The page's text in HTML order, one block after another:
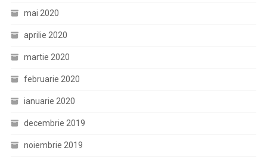
mai 2020
aprilie 2020
martie 2020
februarie 2020
ianuarie 2020
decembrie 2019
noiembrie 2019